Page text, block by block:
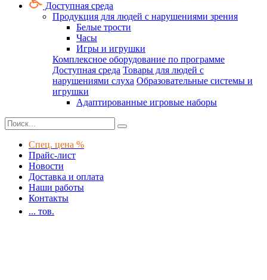
Доступная среда
Продукция для людей с нарушениями зрения
Белые трости
Часы
Игры и игрушки
Комплексное оборудование по программе
Доступная среда Товары для людей с
нарушениями слуха Образовательные системы и
игрушки
Адаптированные игровые наборы
Спец. цена %
Прайс-лист
Новости
Доставка и оплата
Наши работы
Контакты
... тов.